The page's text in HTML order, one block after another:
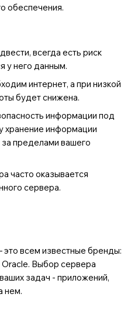
обеспечения.
всегда есть риск
у него данным.
интернет, а при низкой
будет снижена.
информации под
хранение информации
пределами вашего
часто оказывается
сервера.
всем известные бренды:
Oracle. Выбор сервера
задач - приложений,
нем.